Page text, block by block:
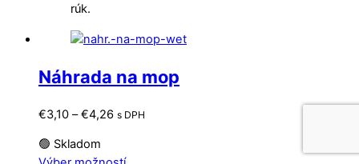
rúk.
Náhrada na mop
€3,10 – €4,26Price
s DPH
🟢 Skladom